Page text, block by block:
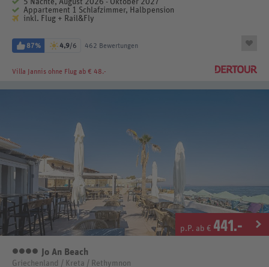
Appartement 1 Schlafzimmer, Halbpension
inkl. Flug + Rail&Fly
87% 4,9/6 462 Bewertungen
Villa Jannis ohne Flug ab € 48.-
p.P. ab € 441.-
4 Sterne
Jo An Beach
Griechenland / Kreta / Rethymnon